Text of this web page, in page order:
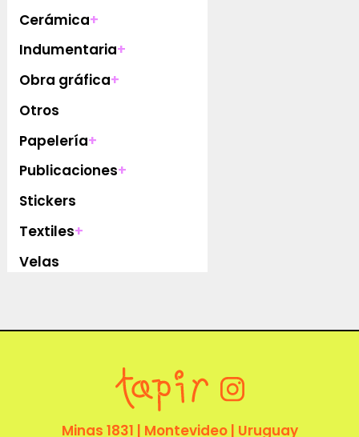
Cerámica+
Indumentaria+
Obra gráfica+
Otros
Papelería+
Publicaciones+
Stickers
Textiles+
Velas
Minas 1831 | Montevideo | Uruguay